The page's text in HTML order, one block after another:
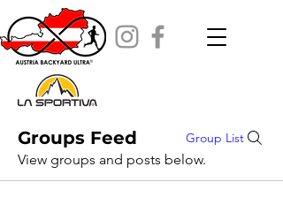
Groups Feed Group List
View groups and posts below.